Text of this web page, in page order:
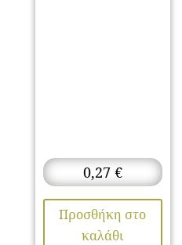
0,27 €
Προσθήκη στο
καλάθι